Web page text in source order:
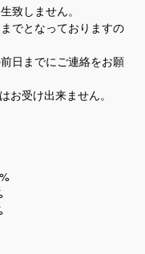
致しません。
でとなっておりますの
日までにご連絡をお願
受け出来ません。